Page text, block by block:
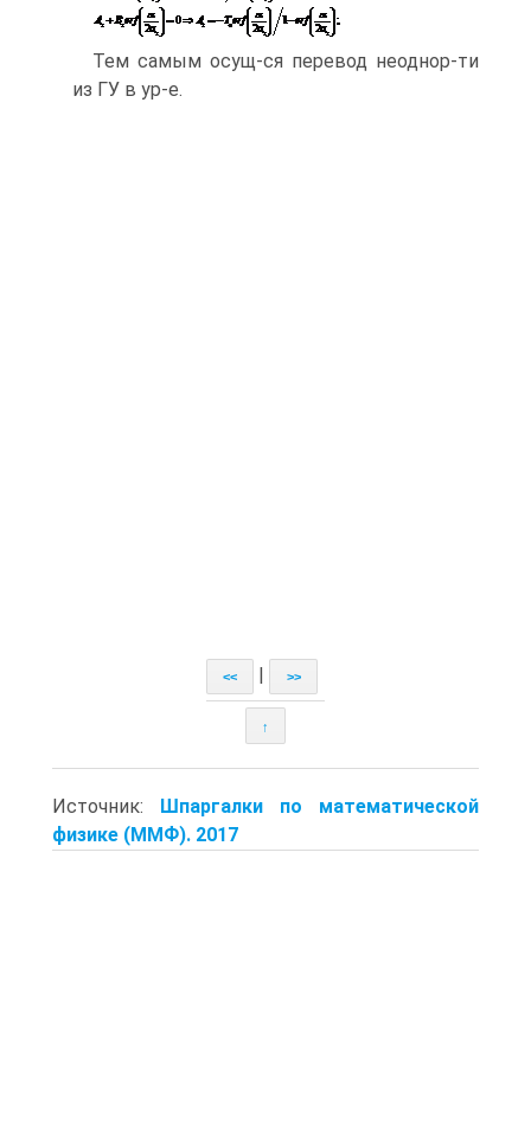
Тем самым осущ-ся перевод неоднор-ти
из ГУ в ур-е.
<< >>
↑
Источник: Шпаргалки по математической
физике (ММФ). 2017